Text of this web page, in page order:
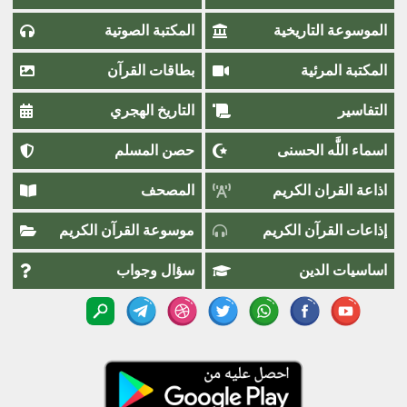
الموسوعة التاريخية المكتبة الصوتية
المكتبة المرئية بطاقات القرآن
التفاسير التاريخ الهجري
اسماء اللَّٰه الحسنى حصن المسلم
اذاعة القران الكريم المصحف
إذاعات القرآن الكريم موسوعة القرآن الكريم
اساسيات الدين سؤال وجواب